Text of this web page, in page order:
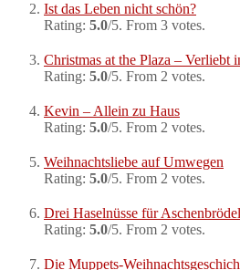
Ist das Leben nicht schön?
Rating: 5.0/5. From 3 votes.
Christmas at the Plaza – Verliebt
Rating: 5.0/5. From 2 votes.
Kevin – Allein zu Haus
Rating: 5.0/5. From 2 votes.
Weihnachtsliebe auf Umwegen
Rating: 5.0/5. From 2 votes.
Drei Haselnüsse für Aschenbrödel
Rating: 5.0/5. From 2 votes.
Die Muppets-